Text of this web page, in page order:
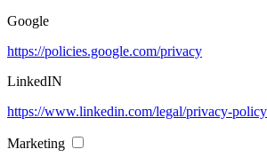
Google
https://policies.google.com/privacy
LinkedIN
https://www.linkedin.com/legal/privacy-policy
Marketing